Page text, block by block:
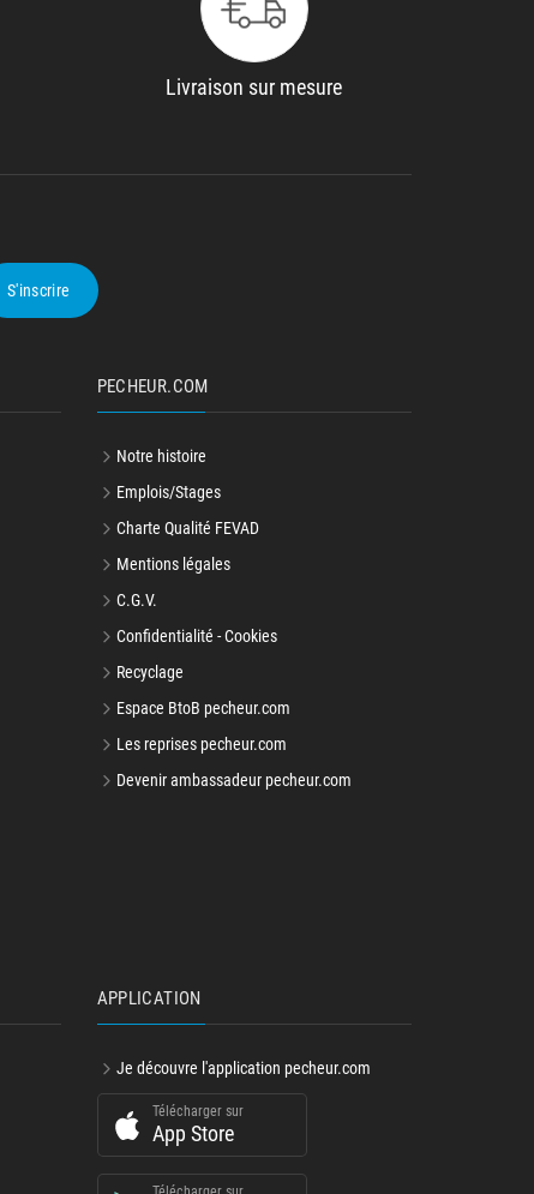
Livraison sur mesure
S'inscrire
PECHEUR.COM
Notre histoire
Emplois/Stages
Charte Qualité FEVAD
Mentions légales
C.G.V.
Confidentialité - Cookies
Recyclage
Espace BtoB pecheur.com
Les reprises pecheur.com
Devenir ambassadeur pecheur.com
APPLICATION
Je découvre l'application pecheur.com
Télécharger sur
App Store